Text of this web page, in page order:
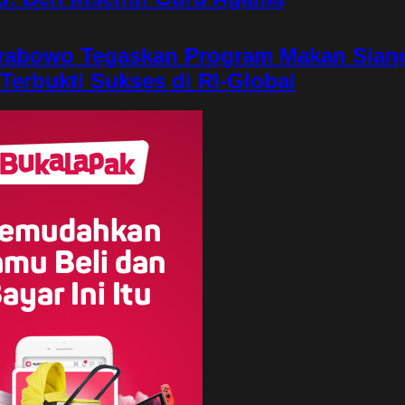
Tegaskan Program Makan
Sukses di RI-Global